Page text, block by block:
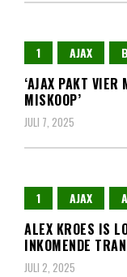
1 AJAX
‘AJAX PAKT VIER
MISKOOP’
JULI 7, 2025
1 AJAX
ALEX KROES IS
INKOMENDE
JULI 2, 2025